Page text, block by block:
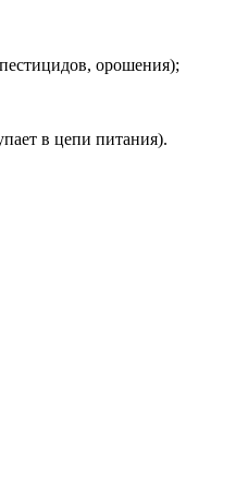
орошения);
в цепи питания).